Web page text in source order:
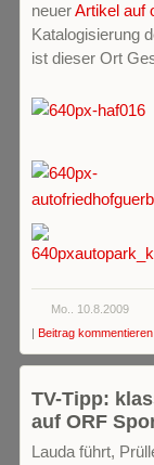
neuerArtikel auf
Katalogisierung
ist dieser Ort
Mo.. 10.8.2009
| Beitrag kommentieren
TV-Tipp:
auf ORF
Lauda führt,